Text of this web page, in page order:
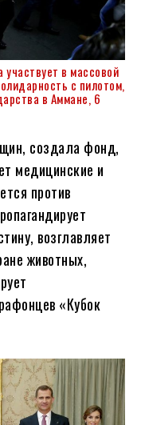
в массовой
с пилотом,
в Аммане, 6
создала фонд,
медицинские и
против
возглавляет
животных,
«Кубок